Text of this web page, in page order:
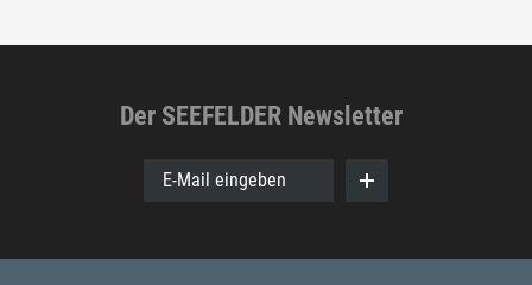
Der SEEFELDER Newsletter
E-Mail eingeben